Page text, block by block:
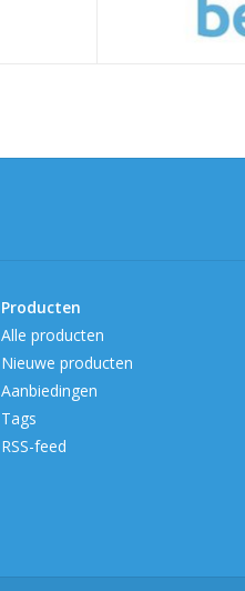
Producten
Alle producten
Nieuwe producten
Aanbiedingen
Tags
RSS-feed